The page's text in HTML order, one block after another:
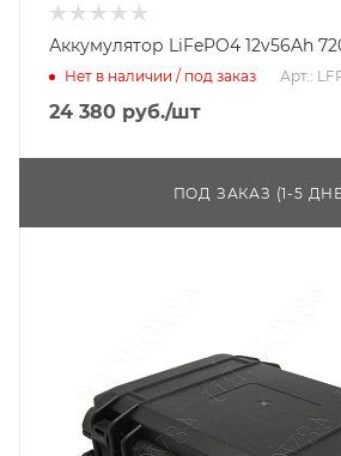
Аккумулятор LiFePO4 12v56Ah
Нет в наличии / под заказ Арт.:
24 380 руб./шт
ПОД ЗАКАЗ (1-5